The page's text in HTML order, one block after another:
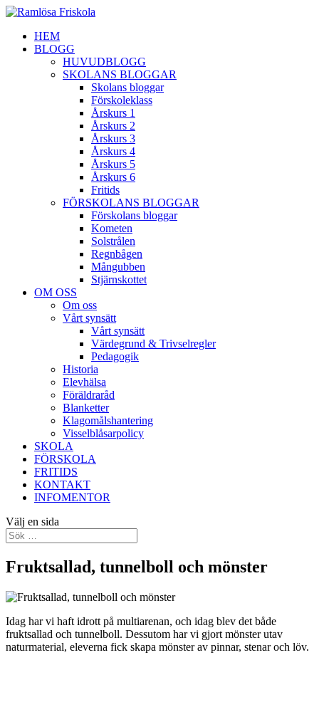
HEM
BLOGG
HUVUDBLOGG
SKOLANS BLOGGAR
Skolans bloggar
Förskoleklass
Årskurs 1
Årskurs 2
Årskurs 3
Årskurs 4
Årskurs 5
Årskurs 6
Fritids
FÖRSKOLANS BLOGGAR
Förskolans bloggar
Kometen
Solstrålen
Regnbågen
Mångubben
Stjärnskottet
OM OSS
Om oss
Vårt synsätt
Vårt synsätt
Värdegrund & Trivselregler
Pedagogik
Historia
Elevhälsa
Föräldraråd
Blanketter
Klagomålshantering
Visselblåsarpolicy
SKOLA
FÖRSKOLA
FRITIDS
KONTAKT
INFOMENTOR
Välj en sida
Fruktsallad, tunnelboll och mönster
Idag har vi haft idrott på multiarenan, och idag blev det både
fruktsallad och tunnelboll. Dessutom har vi gjort mönster utav
naturmaterial, eleverna fick skapa mönster av pinnar, stenar och löv.